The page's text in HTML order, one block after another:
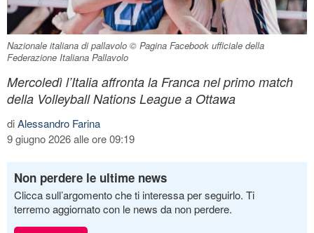
Nazionale italiana di pallavolo © Pagina Facebook ufficiale della
Federazione Italiana Pallavolo
Mercoledì l’Italia affronta la Franca nel primo match
della Volleyball Nations League a Ottawa
diAlessandro Farina
9 giugno 2026 alle ore 09:19
Non perdere le ultime news
Clicca sull’argomento che ti interessa per seguirlo. Ti
terremo aggiornato con le news da non perdere.